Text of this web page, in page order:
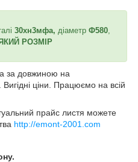
30хн3мфа, діаметр Ф580
РОЗМІР
за довжиною на
ціни. Працюємо на всій
прайс листя можете
http://emont-2001.com